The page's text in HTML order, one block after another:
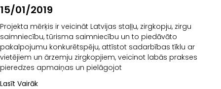
15/01/2019
Projekta mērķis ir veicināt Latvijas staļļu, zirgkopju, zirgu
saimniecību, tūrisma saimniecību un to piedāvāto
pakalpojumu konkurētspēju, attīstot sadarbības tīklu ar
vietējiem un ārzemju zirgkopjiem, veicinot labās prakses
pieredzes apmaiņas un pielāgojot
Lasīt Vairāk